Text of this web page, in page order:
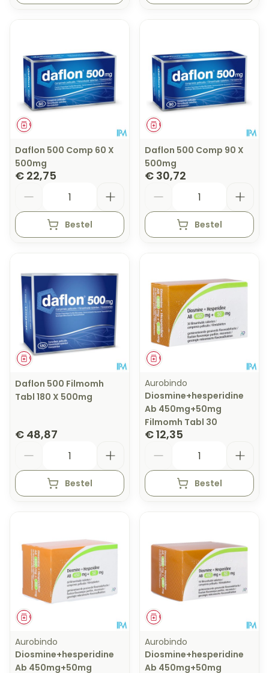
Geneesmiddel
Daflon 500 Comp 60 X
500mg
€ 22,75
Bestel
Geneesmiddel
Daflon 500 Comp 90 X
500mg
€ 30,72
Bestel
Geneesmiddel
Daflon 500 Filmomh
Tabl 180 X 500mg
€ 48,87
Bestel
Geneesmiddel
Aurobindo
Diosmine+hesperidine
Ab 450mg+50mg
Filmomh Tabl 30
€ 12,35
Bestel
Geneesmiddel
Aurobindo
Diosmine+hesperidine
Ab 450mg+50mg
Geneesmiddel
Aurobindo
Diosmine+hesperidine
Ab 450mg+50mg